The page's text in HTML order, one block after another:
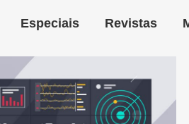
Especiais Revistas